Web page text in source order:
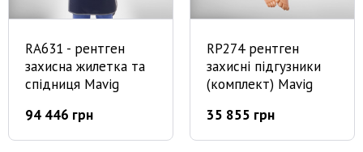
RA631 - рентген
захисна жилетка та
спідниця Mavig
94 446 грн
RP274 рентген
захисні підгузники
(комплект) Mavig
35 855 грн